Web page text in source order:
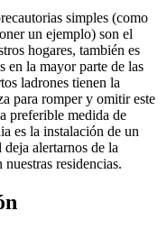
simples (como
un ejemplo) son el
hogares, también es
en la mayor parte de las
ladrones tienen la
para romper y omitir este
preferible medida de
es la instalación de un
alertarnos de la
residencias.